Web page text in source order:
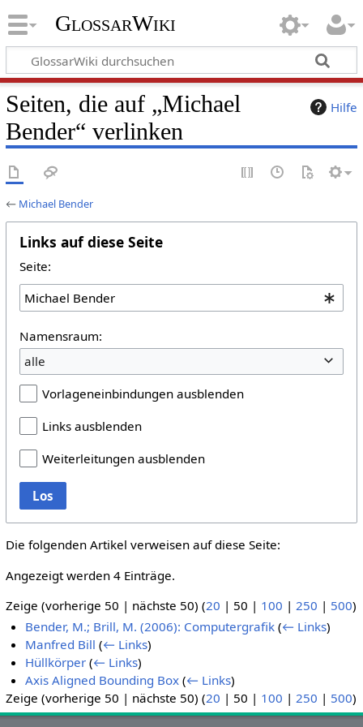
GlossarWiki
Hilfe
Seiten, die auf „Michael
Bender“ verlinken
← Michael Bender
Links auf diese Seite
Seite:
Namensraum:
alle
Vorlageneinbindungen ausblenden
Links ausblenden
Weiterleitungen ausblenden
Los
Die folgenden Artikel verweisen auf diese Seite:
Angezeigt werden 4 Einträge.
Zeige (vorherige 50 | nächste 50) (20 | 50 | 100 | 250 | 500)
Bender, M.; Brill, M. (2006): Computergrafik (← Links)
Manfred Bill (← Links)
Hüllkörper (← Links)
Axis Aligned Bounding Box (← Links)
Zeige (vorherige 50 | nächste 50) (20 | 50 | 100 | 250 | 500)